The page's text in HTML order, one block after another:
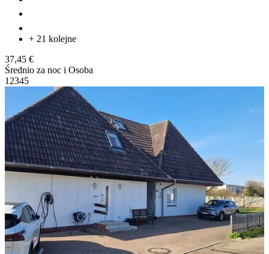
+ 21 kolejne
37,45 €
Średnio za noc i Osoba
1 2345